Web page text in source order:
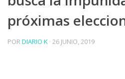
próximas
PORDIARIO K · 26 JUNIO, 2019